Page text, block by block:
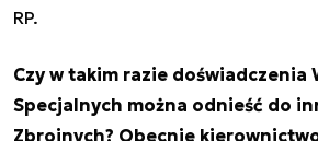
RP.
Czy w takim razie doświadczenia
Specjalnych można odnieść do
Zbrojnych? Obecnie